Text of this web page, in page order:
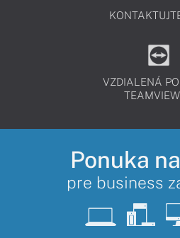
VZDIALENÁ
Ponuka
pre business